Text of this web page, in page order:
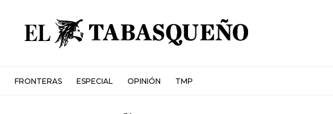
FRONTERAS ESPECIAL OPINIÓN TMP